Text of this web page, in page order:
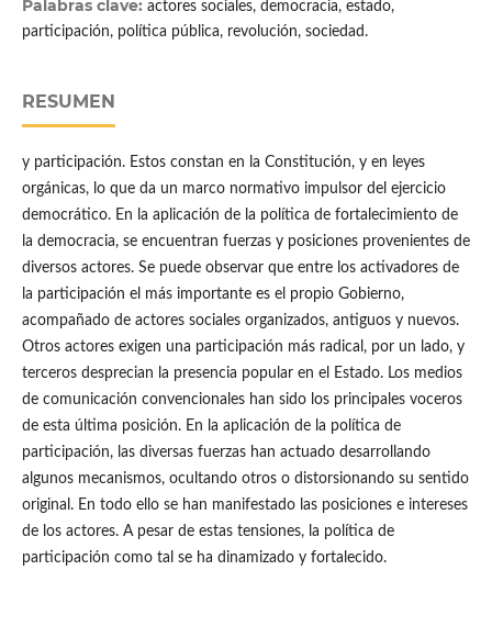
Palabras clave: actores sociales, democracia, estado,
participación, política pública, revolución, sociedad.
RESUMEN
y participación. Estos constan en la Constitución, y en leyes
orgánicas, lo que da un marco normativo impulsor del ejercicio
democrático. En la aplicación de la política de fortalecimiento de
la democracia, se encuentran fuerzas y posiciones provenientes de
diversos actores. Se puede observar que entre los activadores de
la participación el más importante es el propio Gobierno,
acompañado de actores sociales organizados, antiguos y nuevos.
Otros actores exigen una participación más radical, por un lado, y
terceros desprecian la presencia popular en el Estado. Los medios
de comunicación convencionales han sido los principales voceros
de esta última posición. En la aplicación de la política de
participación, las diversas fuerzas han actuado desarrollando
algunos mecanismos, ocultando otros o distorsionando su sentido
original. En todo ello se han manifestado las posiciones e intereses
de los actores. A pesar de estas tensiones, la política de
participación como tal se ha dinamizado y fortalecido.